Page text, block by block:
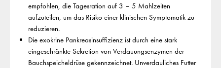
empfohlen, die Tagesration auf 3 – 5 Mahlzeiten
aufzuteilen, um das Risiko einer klinischen Symptomatik zu
reduzieren.
Die exokrine Pankreasinsuffizienz ist durch eine stark
eingeschränkte Sekretion von Verdauungsenzymen der
Bauchspeicheldrüse gekennzeichnet. Unverdauliches Futter